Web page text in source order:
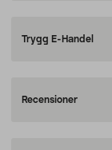
Trygg E-Handel
Recensioner